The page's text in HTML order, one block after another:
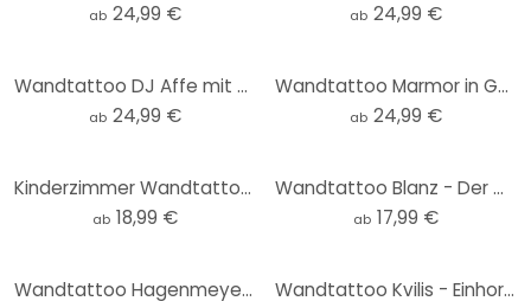
ab 24,99 € ab 24,99 €
Wandtattoo DJ Affe mit Kopfhörer - Magnusson - Rund
ab 24,99 €
Wandtattoo Marmor in Gold-grün - Haase - Rund
ab 24,99 €
Kinderzimmer Wandtattoo Kleiner Teddybär - Magnusson
ab 18,99 €
Wandtattoo Blanz - Der Walfisch
ab 17,99 €
Wandtattoo Hagenmeyer - Erdmännchen Wandtattoo Kvilis - Einhorn mit Regenbogen